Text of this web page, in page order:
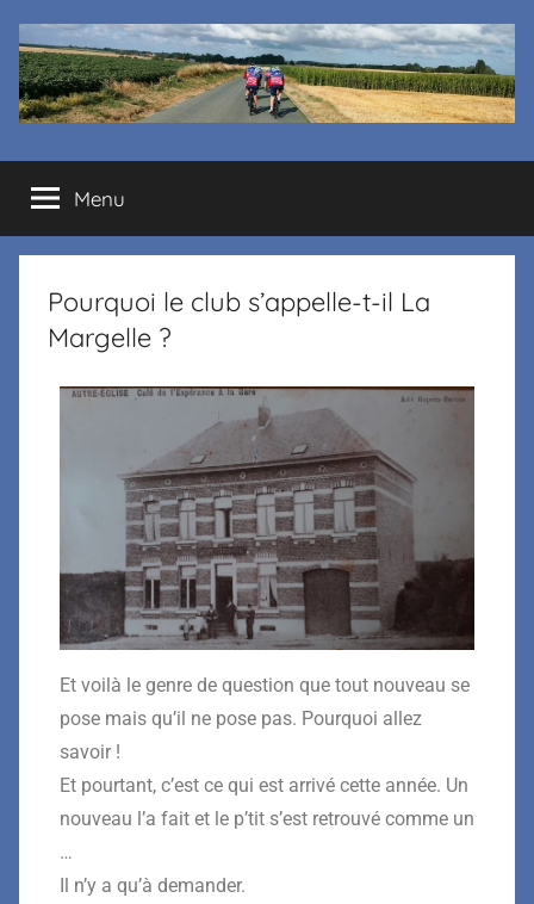
Cyclo
club
La
Margelle
Menu
Pourquoi le club s’appelle-t-il La
Margelle ?
Et voilà le genre de question que tout nouveau se
pose mais qu’il ne pose pas. Pourquoi allez
savoir !
Et pourtant, c’est ce qui est arrivé cette année. Un
nouveau l’a fait et le p’tit s’est retrouvé comme un
…
Il n’y a qu’à demander.